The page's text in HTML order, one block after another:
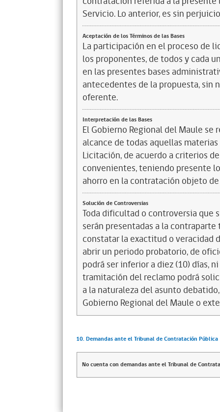
Servicio. Lo anterior, es sin
Aceptación de los Términos de las Bases
La participación en el proceso de
los proponentes, de todos y cada
en las presentes bases
antecedentes de la propuesta, sin
oferente.
Interpretación de las Bases
El Gobierno Regional del Maule
alcance de todas aquellas
Licitación, de acuerdo a criterios
convenientes, teniendo presente
ahorro en la contratación objeto
Solución de Controversias
Toda dificultad o controversia que
serán presentadas a la
constatar la exactitud o veracidad
abrir un periodo probatorio, de
podrá ser inferior a diez (10) días,
tramitación del reclamo podrá
a la naturaleza del asunto
Gobierno Regional del Maule o
10. Demandas ante el Tribunal de Contratación Pública
No cuenta con demandas ante el Tribunal de